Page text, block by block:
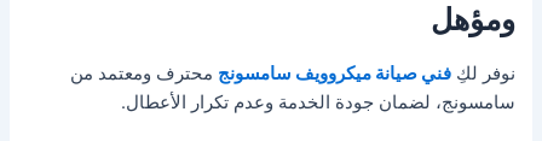
ومؤهل
نوفر لكِفني صيانة ميكروويف سامسونج محترف ومعتمد من
سامسونج، لضمان جودة الخدمة وعدم تكرار الأعطال.